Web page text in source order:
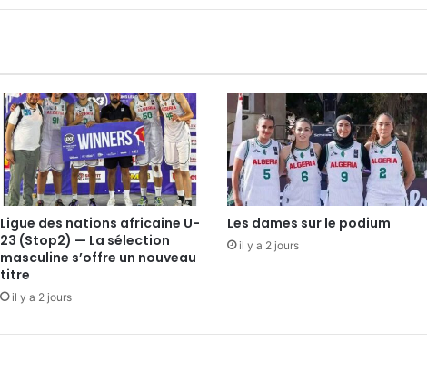
Ligue des nations africaine U-
23 (Stop2) — La sélection
masculine s’offre un nouveau
titre
il y a 2 jours
Les dames sur le podium
il y a 2 jours